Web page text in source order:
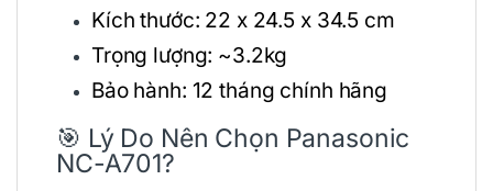
Kích thước: 22 x 24.5 x 34.5 cm
Trọng lượng: ~3.2kg
Bảo hành: 12 tháng chính hãng
🎯 Lý Do Nên Chọn Panasonic
NC-A701?